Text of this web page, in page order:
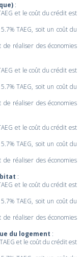
:
et le coût du crédit est
TAEG, soit un coût du
réaliser des économies
et le coût du crédit est
TAEG, soit un coût du
réaliser des économies
et le coût du crédit est
TAEG, soit un coût du
réaliser des économies
:
et le coût du crédit est
TAEG, soit un coût du
réaliser des économies
du logement :
et le coût du crédit est